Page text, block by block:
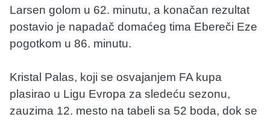
Larsen golom u 62. minutu, a konačan rezultat
postavio je napadač domaćeg tima Ebereči Eze
pogotkom u 86. minutu.
Kristal Palas, koji se osvajanjem FA kupa
plasirao u Ligu Evropa za sledeću sezonu,
zauzima 12. mesto na tabeli sa 52 boda, dok se